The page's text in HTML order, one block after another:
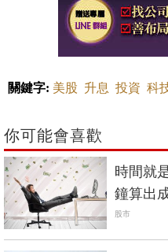
關鍵字: 美股 升息 投資 科
你可能會喜歡
時間就
鐘算出
股市